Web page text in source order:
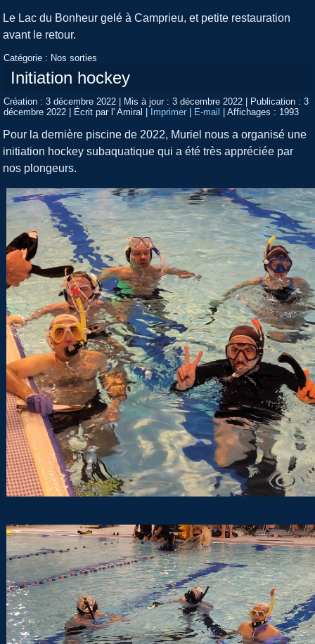
Le Lac du Bonheur gelé à Camprieu, et petite restauration
avant le retour.
Catégorie : Nos sorties
Initiation hockey
Création : 3 décembre 2022 | Mis à jour : 3 décembre 2022 | Publication : 3
décembre 2022 | Écrit par l' Amiral | Imprimer | E-mail |Affichages : 1993
Pour la dernière piscine de 2022, Muriel nous a organisé une
initiation hockey subaquatique qui a été très appréciée par
nos plongeurs.